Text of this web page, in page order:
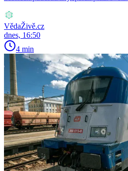
VědaŽivě.cz
dnes, 16:50
4 min